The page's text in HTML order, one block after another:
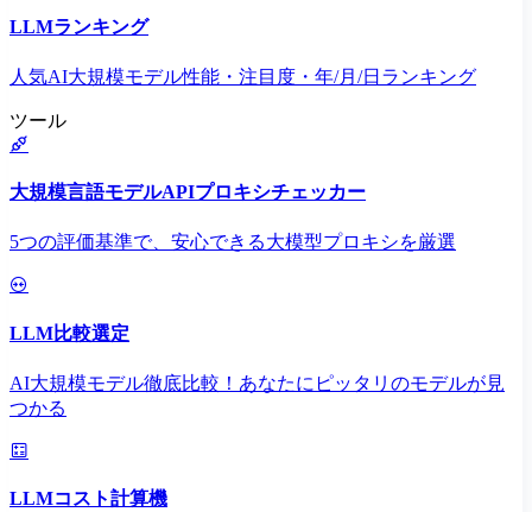
LLMランキング
人気AI大規模モデル性能・注目度・年/月/日ランキング
ツール
大規模言語モデルAPIプロキシチェッカー
5つの評価基準で、安心できる大模型プロキシを厳選
LLM比較選定
AI大規模モデル徹底比較！あなたにピッタリのモデルが見
つかる
LLMコスト計算機